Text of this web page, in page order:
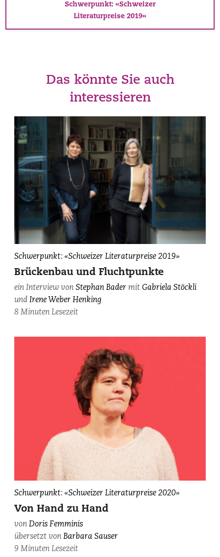
Schwerpunkt: «Schweizer
Literaturpreise 2019»
Das könnte Sie auch
interessieren
Irene
Henking
und
Gabriela
Stöckli,
von
Schwerpunkt: «Schweizer Literaturpreise 2019»
Brückenbau und Fluchtpunkte
ein Interview vonStephan Bader mitGabriela Stöckli
undIrene Weber Henking
8 Minuten Lesezeit
Doris
fotografiert
von
Younès
Klouche/BAK.
Schwerpunkt: «Schweizer Literaturpreise 2020»
Von Hand zu Hand
vonDoris Femminis
übersetzt vonBarbara Sauser
9 Minuten Lesezeit